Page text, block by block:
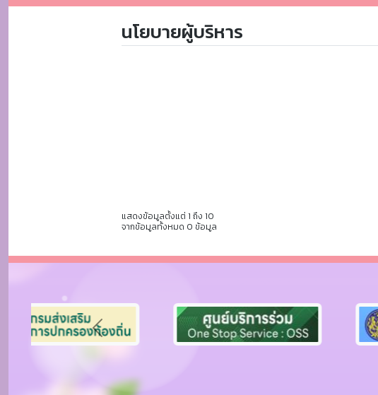
นโยบายผู้บริหาร
แสดงข้อมูลตั้งแต่ 1 ถึง 10
จากข้อมูลทั้งหมด 0 ข้อมูล
Previous